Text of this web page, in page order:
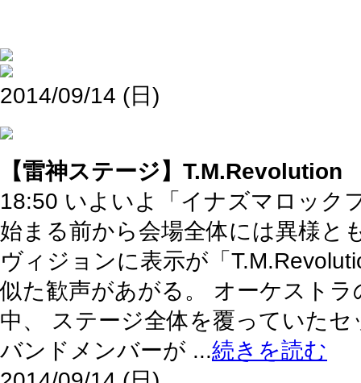
2014/09/14 (日)
【雷神ステージ】T.M.Revolution
18:50 いよいよ「イナズマロック
始まる前から会場全体には異様と
ヴィジョンに表示が「
似た歓声があがる。 オーケスト
中、 ステージ全体を覆っていた
バンドメンバーが ...続きを読む